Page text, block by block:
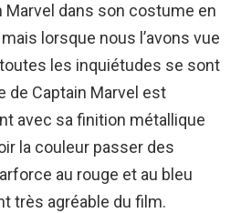
Marvel dans son costume en
lorsque nous l’avons vue
les inquiétudes se sont
de Captain Marvel est
avec sa finition métallique
la couleur passer des
au rouge et au bleu
très agréable du film.